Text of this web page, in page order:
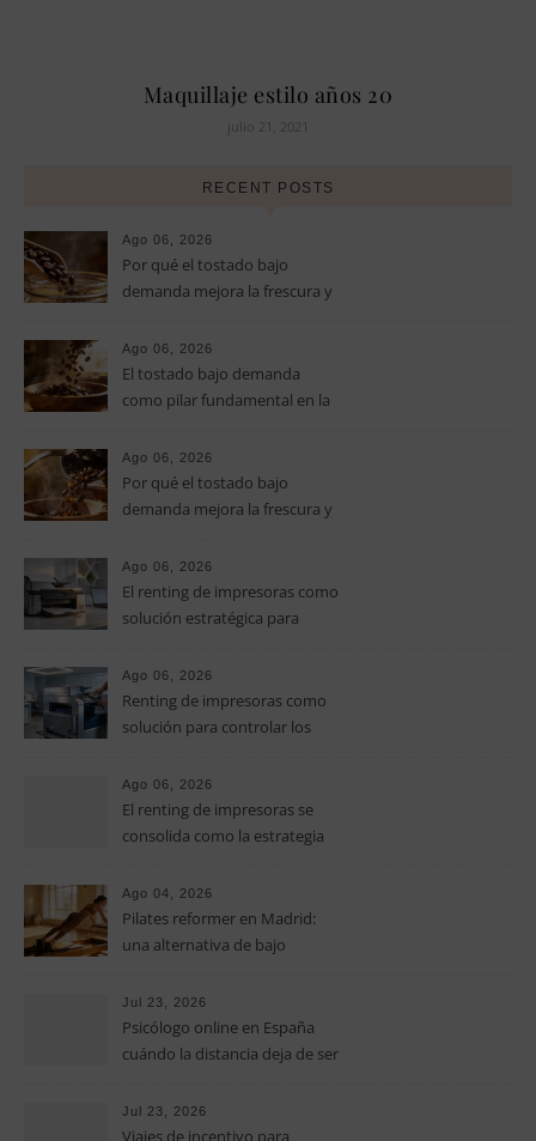
Maquillaje estilo años 20
julio 21, 2021
RECENT POSTS
Ago 06, 2026
Por qué el tostado bajo
demanda mejora la frescura y
especialidad
Ago 06, 2026
El tostado bajo demanda
como pilar fundamental en la
Ago 06, 2026
Por qué el tostado bajo
demanda mejora la frescura y
especialidad
Ago 06, 2026
El renting de impresoras como
solución estratégica para
pymes
Ago 06, 2026
Renting de impresoras como
solución para controlar los
pymes
Ago 06, 2026
El renting de impresoras se
consolida como la estrategia
operativos en las pequeñas y
medianas empresas
Ago 04, 2026
Pilates reformer en Madrid:
una alternativa de bajo
fuerza y movilidad
Jul 23, 2026
Psicólogo online en España
cuándo la distancia deja de ser
terapia
Jul 23, 2026
Viajes de incentivo para